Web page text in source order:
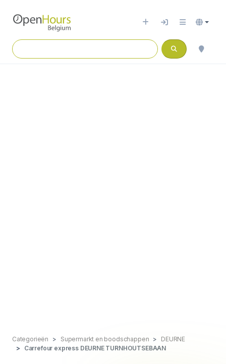
Categorieën Supermarkt en boodschappen
DEURNE
Carrefour express DEURNE TURNHOUTSEBAAN